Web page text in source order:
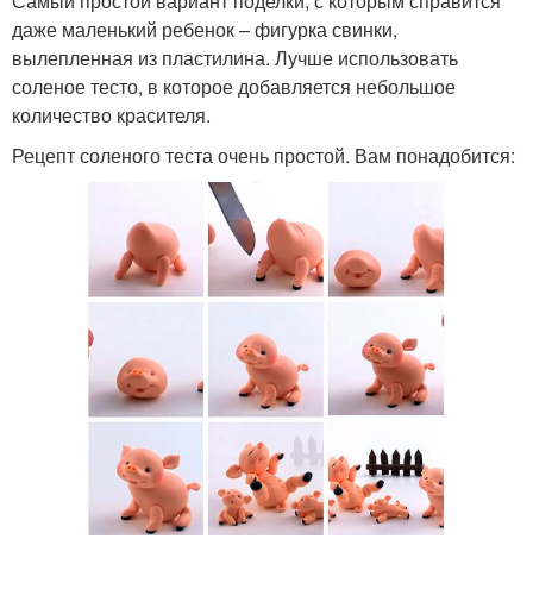
даже маленький ребенок – фигурка свинки,
вылепленная из пластилина. Лучше использовать
соленое тесто, в которое добавляется небольшое
количество красителя.
Рецепт соленого теста очень простой. Вам понадобится: